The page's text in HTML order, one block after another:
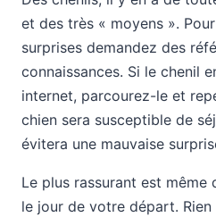
et des très « moyens ».
surprises demandez des
connaissances. Si le chenil
internet, parcourez-le et
chien sera susceptible de
évitera une mauvaise
Le plus rassurant est même
le jour de votre départ.